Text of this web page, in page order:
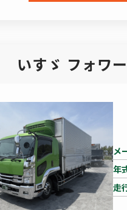
いすゞ フォワ
メ
年
走